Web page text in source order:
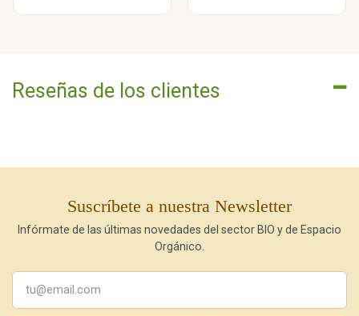
Reseñas de los clientes
Suscríbete a nuestra Newsletter
Infórmate de las últimas novedades del sector BIO y de Espacio
Orgánico.